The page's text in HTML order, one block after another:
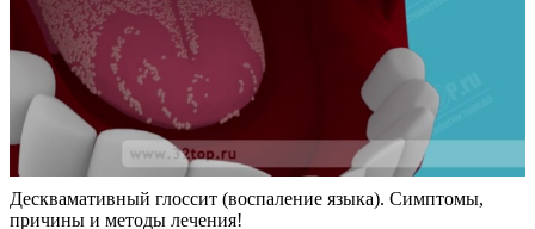
Десквамативный глоссит (воспаление языка). Симптомы,
причины и методы лечения!